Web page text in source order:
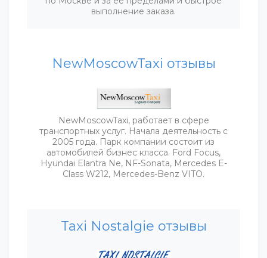
выполнение заказа.
NewMoscowTaxi отзывы
NewMoscowTaxi, работает в сфере
транспортных услуг. Начала деятельность с
2005 года. Парк компании состоит из
автомобилей бизнес класса. Ford Focus,
Hyundai Elantra Ne, NF-Sonata, Mercedes E-
Class W212, Mercedes-Benz VITO.
Taxi Nostalgie отзывы